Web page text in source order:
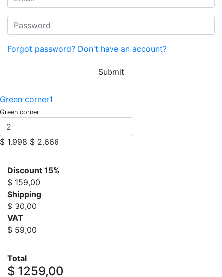
Forgot password? Don't have an account?
Submit
Green corner1
Green corner
$ 1.998 $ 2.666
Discount 15%
$ 159,00
Shipping
$ 30,00
VAT
$ 59,00
Total
$ 1259,00